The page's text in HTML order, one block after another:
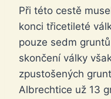
Při této cestě
konci třicetileté
pouze sedm
skončení války
zpustošených
Albrechtice už 13